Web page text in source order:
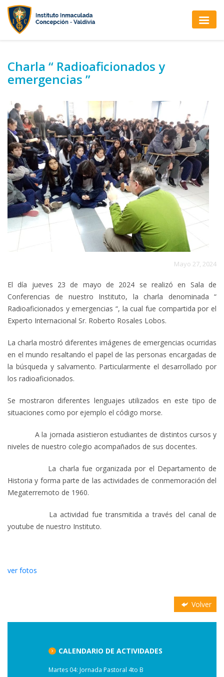
Charla “ Radioaficionados y
emergencias ”
Mayo 27, 2024
El día jueves 23 de mayo de 2024 se realizó en Sala de
Conferencias de nuestro Instituto, la charla denominada “
Radioaficionados y emergencias “, la cual fue compartida por el
Experto Internacional Sr. Roberto Rosales Lobos.
La charla mostró diferentes imágenes de emergencias ocurridas
en el mundo resaltando el papel de las personas encargadas de
la búsqueda y salvamento. Particularmente el desarrollado por
los radioaficionados.
Se mostraron diferentes lenguajes utilizados en este tipo de
situaciones como por ejemplo el código morse.
A la jornada asistieron estudiantes de distintos cursos y
niveles de nuestro colegio acompañados de sus docentes.
La charla fue organizada por el Departamento de
Historia y forma parte de las actividades de conmemoración del
Megaterremoto de 1960.
La actividad fue transmitida a través del canal de
youtube de nuestro Instituto.
ver fotos
Volver
CALENDARIO DE ACTIVIDADES
Martes 04: Jornada Pastoral 4to B